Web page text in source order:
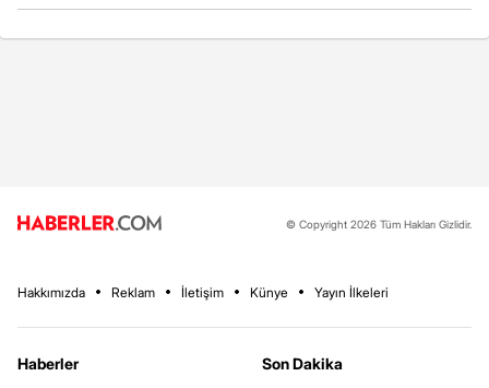
© Copyright 2026 Tüm Hakları Gizlidir.
Hakkımızda Reklam İletişim Künye Yayın İlkeleri
Haberler
Son Dakika